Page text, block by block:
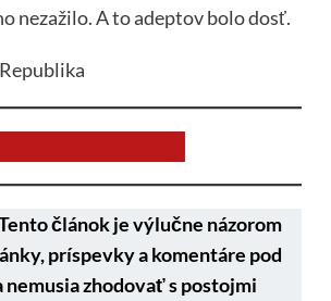
nezažilo. A to adeptov bolo dosť.
článok je výlučne názorom
príspevky a komentáre pod
nemusia zhodovať s postojmi